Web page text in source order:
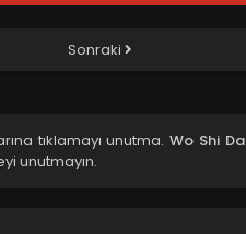
Sonraki
tıklamayı unutma.Wo Shi Da
unutmayın.